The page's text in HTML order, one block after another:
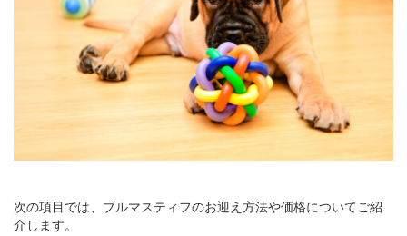
次の項目では、ブルマスティフのお迎え方法や価格についてご紹
介します。